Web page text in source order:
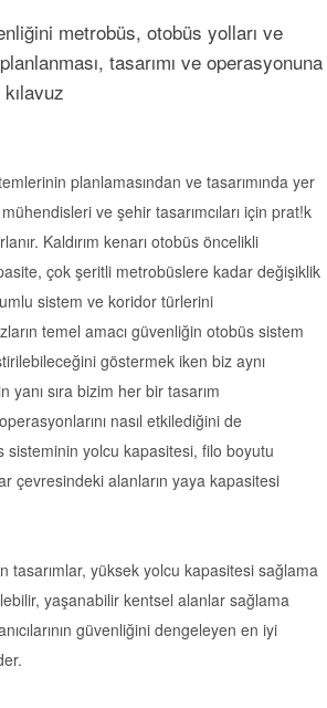
metrobüs, otobüs yolları ve
tasarımı ve operasyonuna
planlamasından ve tasarımında yer
mühendisleri ve şehir tasarımcıları için prat!k
Kaldırım kenarı otobüs öncelikli
çok şeritli metrobüslere kadar değişiklik
sistem ve koridor türlerini
temel amacı güvenliğin otobüs sistem
göstermek iken biz aynı
yanı sıra bizim her bir tasarım
nasıl etkilediğini de
sisteminin yolcu kapasitesi, filo boyutu
çevresindeki alanların yaya kapasitesi
tasarımlar, yüksek yolcu kapasitesi sağlama
yaşanabilir kentsel alanlar sağlama
güvenliğini dengeleyen en iyi